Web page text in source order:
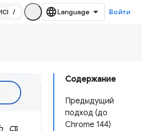
/ Войти
Содержание
Предыдущий
подход (до
Chrome 144)